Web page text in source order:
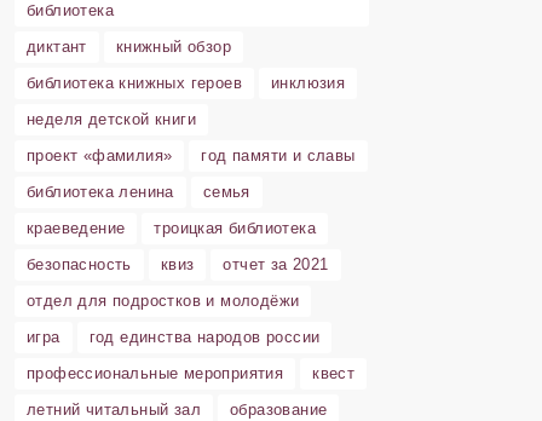
библиотека
диктант
книжный обзор
библиотека книжных героев
инклюзия
неделя детской книги
проект «фамилия»
год памяти и славы
библиотека ленина
семья
краеведение
троицкая библиотека
безопасность
квиз
отчет за 2021
отдел для подростков и молодёжи
игра
год единства народов россии
профессиональные мероприятия
квест
летний читальный зал
образование